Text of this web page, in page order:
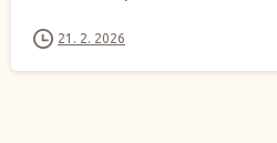
21. 2. 2026